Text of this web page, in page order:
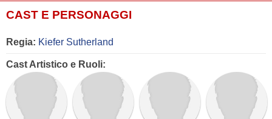
CAST E PERSONAGGI
Regia: Kiefer Sutherland
Cast Artistico e Ruoli: